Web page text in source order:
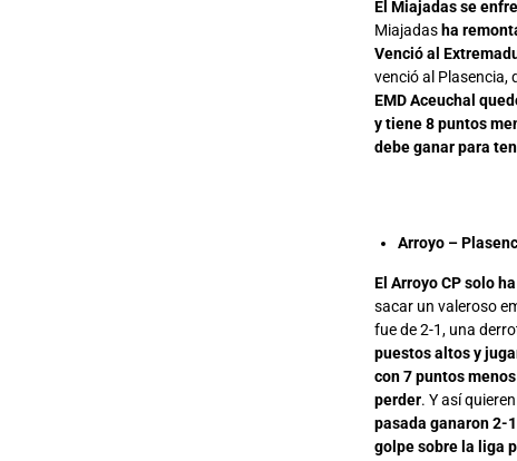
El Miajadas se
Miajadas ha
Venció al
venció al Plasencia,
EMD Aceuchal
y tiene 8 puntos
debe ganar para
Arroyo –
El Arroyo CP solo
sacar un valeroso
fue de 2-1, una
puestos altos y
con 7 puntos
perder. Y así
pasada ganaron 2-
golpe sobre la liga